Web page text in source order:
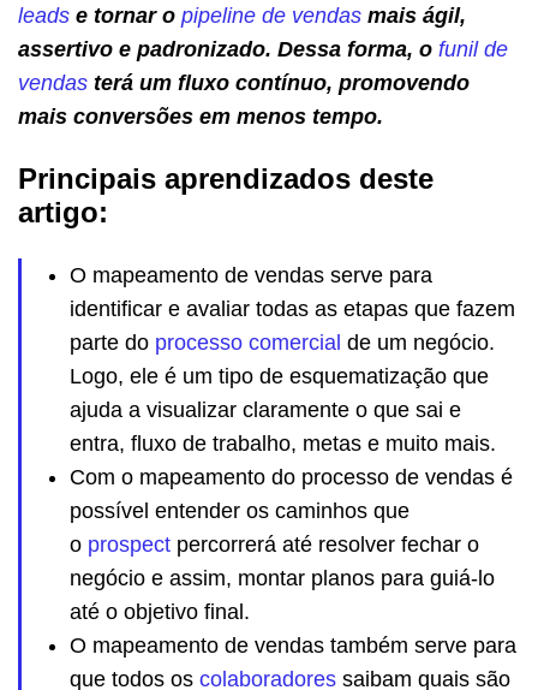
leads e tornar o pipeline de vendas mais ágil,
assertivo e padronizado. Dessa forma, o funil de
vendas terá um fluxo contínuo, promovendo
mais conversões em menos tempo.
Principais aprendizados deste
artigo:
O mapeamento de vendas serve para
identificar e avaliar todas as etapas que fazem
parte do processo comercial de um negócio.
Logo, ele é um tipo de esquematização que
ajuda a visualizar claramente o que sai e
entra, fluxo de trabalho, metas e muito mais.
Com o mapeamento do processo de vendas é
possível entender os caminhos que
o prospect percorrerá até resolver fechar o
negócio e assim, montar planos para guiá-lo
até o objetivo final.
O mapeamento de vendas também serve para
que todos os colaboradores saibam quais são